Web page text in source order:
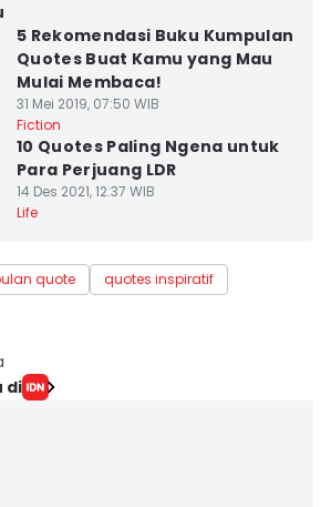
5 Rekomendasi Buku Kumpulan
Quotes Buat Kamu yang Mau
Mulai Membaca!
31 Mei 2019, 07:50 WIB
Fiction
10 Quotes Paling Ngena untuk
Para Perjuang LDR
14 Des 2021, 12:37 WIB
Life
quote quotes inspiratif
di